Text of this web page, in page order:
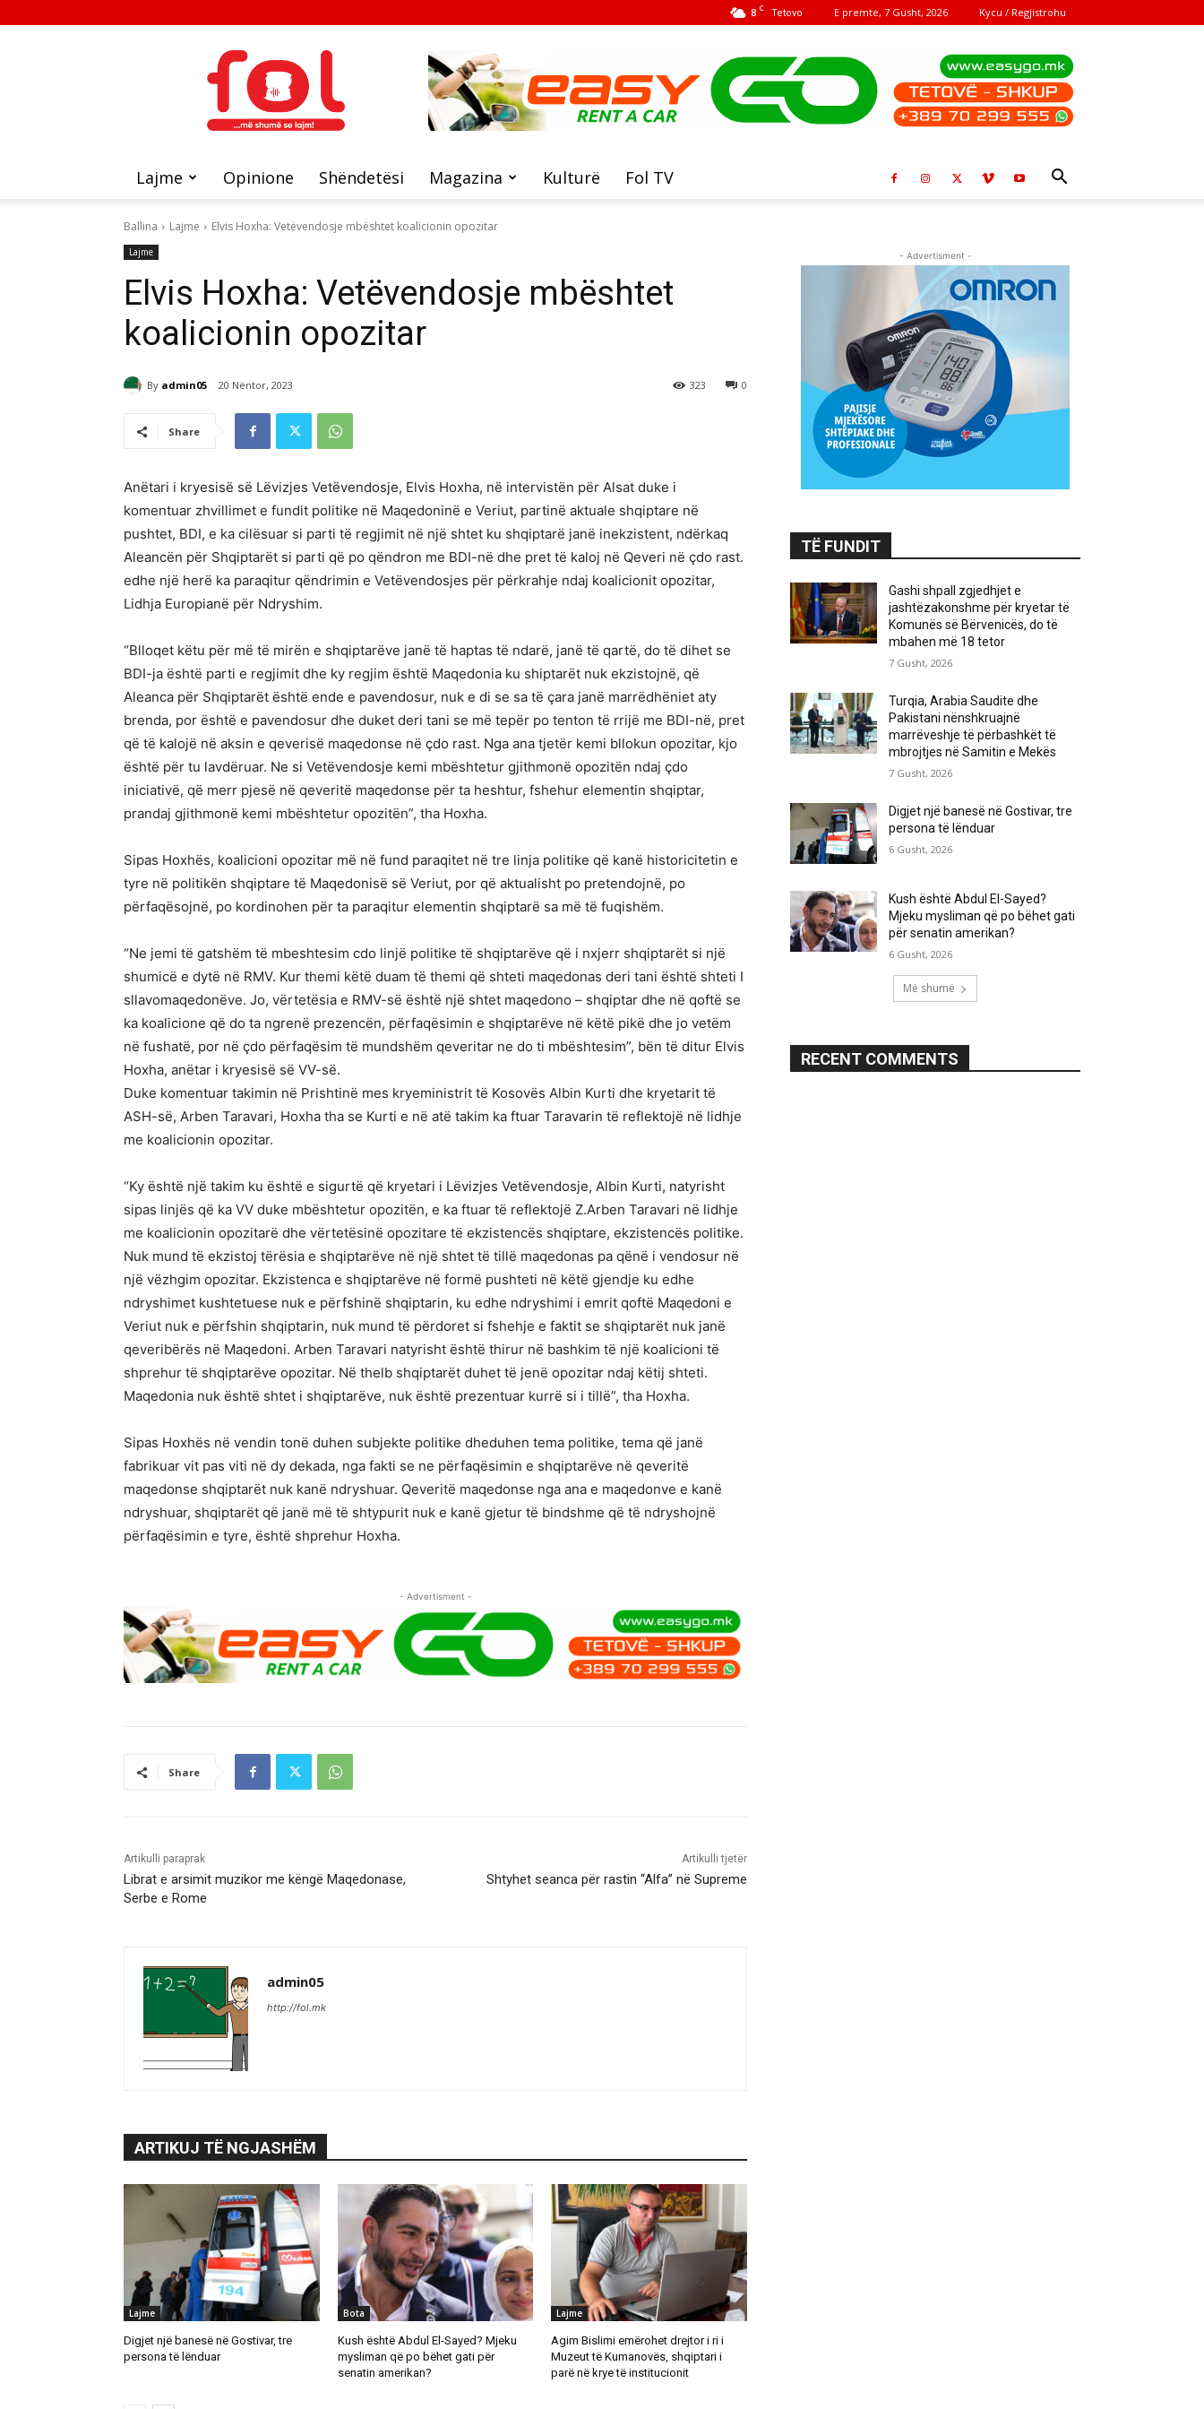
8 C Tetovo E premte, 7 Gusht, 2026 Kycu / Regjistrohu
FOL
Lajme Opinione Shëndetësi Magazina Kulturë Fol TV
Ballina Lajme Elvis Hoxha: Vetëvendosje mbështet koalicionin opozitar
Lajme
Elvis Hoxha: Vetëvendosje mbështet
koalicionin opozitar
By admin05 20 Nëntor, 2023 0
323
Share
Anëtari i kryesisë së Lëvizjes Vetëvendosje, Elvis Hoxha, në intervistën për Alsat duke i
komentuar zhvillimet e fundit politike në Maqedoninë e Veriut, partinë aktuale shqiptare në
pushtet, BDI, e ka cilësuar si parti të regjimit në një shtet ku shqiptarë janë inekzistent, ndërkaq
Aleancën për Shqiptarët si parti që po qëndron me BDI-në dhe pret të kaloj në Qeveri në çdo rast.
edhe një herë ka paraqitur qëndrimin e Vetëvendosjes për përkrahje ndaj koalicionit opozitar,
Lidhja Europianë për Ndryshim.
“Blloqet këtu për më të mirën e shqiptarëve janë të haptas të ndarë, janë të qartë, do të dihet se
BDI-ja është parti e regjimit dhe ky regjim është Maqedonia ku shiptarët nuk ekzistojnë, që
Aleanca për Shqiptarët është ende e pavendosur, nuk e di se sa të çara janë marrëdhëniet aty
brenda, por është e pavendosur dhe duket deri tani se më tepër po tenton të rrijë me BDI-në, pret
që të kalojë në aksin e qeverisë maqedonse në çdo rast. Nga ana tjetër kemi bllokun opozitar, kjo
është për tu lavdëruar. Ne si Vetëvendosje kemi mbështetur gjithmonë opozitën ndaj çdo
iniciativë, që merr pjesë në qeveritë maqedonse për ta heshtur, fshehur elementin shqiptar,
prandaj gjithmonë kemi mbështetur opozitën”, tha Hoxha.
Sipas Hoxhës, koalicioni opozitar më në fund paraqitet në tre linja politike që kanë historicitetin e
tyre në politikën shqiptare të Maqedonisë së Veriut, por që aktualisht po pretendojnë, po
përfaqësojnë, po kordinohen për ta paraqitur elementin shqiptarë sa më të fuqishëm.
“Ne jemi të gatshëm të mbeshtesim cdo linjë politike të shqiptarëve që i nxjerr shqiptarët si një
shumicë e dytë në RMV. Kur themi këtë duam të themi që shteti maqedonas deri tani është shteti I
sllavomaqedonëve. Jo, vërtetësia e RMV-së është një shtet maqedono – shqiptar dhe në qoftë se
ka koalicione që do ta ngrenë prezencën, përfaqësimin e shqiptarëve në këtë pikë dhe jo vetëm
në fushatë, por në çdo përfaqësim të mundshëm qeveritar ne do ti mbështesim”, bën të ditur Elvis
Hoxha, anëtar i kryesisë së VV-së.
Duke komentuar takimin në Prishtinë mes kryeministrit të Kosovës Albin Kurti dhe kryetarit të
ASH-së, Arben Taravari, Hoxha tha se Kurti e në atë takim ka ftuar Taravarin të reflektojë në lidhje
me koalicionin opozitar.
“Ky është një takim ku është e sigurtë që kryetari i Lëvizjes Vetëvendosje, Albin Kurti, natyrisht
sipas linjës që ka VV duke mbështetur opozitën, e ka ftuar të reflektojë Z.Arben Taravari në lidhje
me koalicionin opozitarë dhe vërtetësinë opozitare të ekzistencës shqiptare, ekzistencës politike.
Nuk mund të ekzistoj tërësia e shqiptarëve në një shtet të tillë maqedonas pa qënë i vendosur në
një vëzhgim opozitar. Ekzistenca e shqiptarëve në formë pushteti në këtë gjendje ku edhe
ndryshimet kushtetuese nuk e përfshinë shqiptarin, ku edhe ndryshimi i emrit qoftë Maqedoni e
Veriut nuk e përfshin shqiptarin, nuk mund të përdoret si fshehje e faktit se shqiptarët nuk janë
qeveribërës në Maqedoni. Arben Taravari natyrisht është thirur në bashkim të një koalicioni të
shprehur të shqiptarëve opozitar. Në thelb shqiptarët duhet të jenë opozitar ndaj këtij shteti.
Maqedonia nuk është shtet i shqiptarëve, nuk është prezentuar kurrë si i tillë”, tha Hoxha.
Sipas Hoxhës në vendin tonë duhen subjekte politike dheduhen tema politike, tema që janë
fabrikuar vit pas viti në dy dekada, nga fakti se ne përfaqësimin e shqiptarëve në qeveritë
maqedonse shqiptarët nuk kanë ndryshuar. Qeveritë maqedonse nga ana e maqedonve e kanë
ndryshuar, shqiptarët që janë më të shtypurit nuk e kanë gjetur të bindshme që të ndryshojnë
përfaqësimin e tyre, është shprehur Hoxha.
- Advertisment -
Share
Artikulli paraprak
Librat e arsimit muzikor me këngë Maqedonase,
Serbe e Rome
Artikulli tjetër
Shtyhet seanca për rastin “Alfa” në Supreme
admin05
http://fol.mk
ARTIKUJ TË NGJASHËM
Lajme
Digjet një banesë në Gostivar, tre
persona të lënduar
Bota
Kush është Abdul El-Sayed? Mjeku
mysliman që po bëhet gati për
senatin amerikan?
Lajme
Agim Bislimi emërohet drejtor i ri i
Muzeut të Kumanovës, shqiptari i
parë në krye të institucionit
- Advertisment -
TË FUNDIT
Gashi shpall zgjedhjet e
jashtëzakonshme për kryetar të
Komunës së Bërvenicës, do të
mbahen më 18 tetor
7 Gusht, 2026
Turqia, Arabia Saudite dhe
Pakistani nënshkruajnë
marrëveshje të përbashkët të
mbrojtjes në Samitin e Mekës
7 Gusht, 2026
Digjet një banesë në Gostivar, tre
persona të lënduar
6 Gusht, 2026
Kush është Abdul El-Sayed?
Mjeku mysliman që po bëhet gati
për senatin amerikan?
6 Gusht, 2026
Më shumë
RECENT COMMENTS